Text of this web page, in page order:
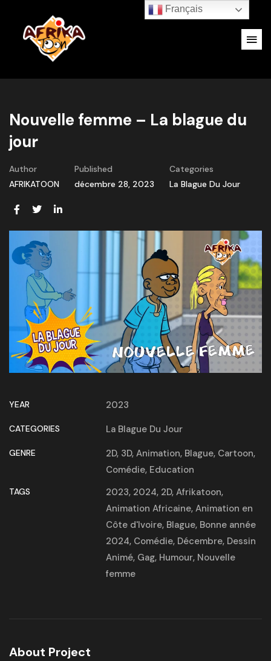
Nouvelle femme – La blague du
jour
Author
AFRIKATOON
Published
décembre 28, 2023
Categories
La Blague Du Jour
YEAR 2023
CATEGORIES La Blague Du Jour
GENRE 2D, 3D, Animation, Blague, Cartoon,
Comédie, Education
TAGS 2023, 2024, 2D, Afrikatoon,
Animation Africaine, Animation en
Côte d'Ivoire, Blague, Bonne année
2024, Comédie, Décembre, Dessin
Animé, Gag, Humour, Nouvelle
femme
About Project
Français